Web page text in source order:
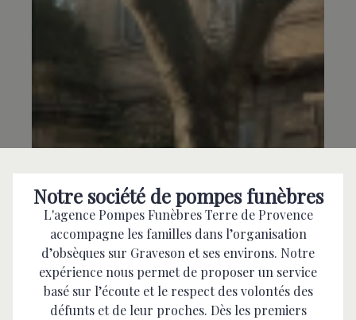
Notre société de pompes funèbres
L'agence Pompes Funèbres Terre de Provence
accompagne les familles dans l’organisation
d’obsèques sur Graveson et ses environs. Notre
expérience nous permet de proposer un service
basé sur l’écoute et le respect des volontés des
défunts et de leur proches. Dès les premiers